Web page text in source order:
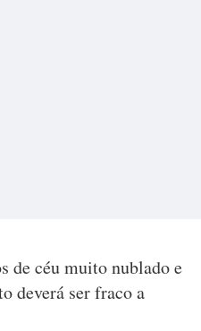
de céu muito nublado e
deverá ser fraco a